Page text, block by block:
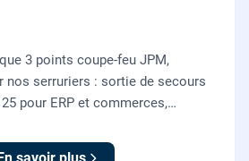
3 points coupe-feu JPM,
nos serruriers : sortie de secours
pour ERP et commerces,